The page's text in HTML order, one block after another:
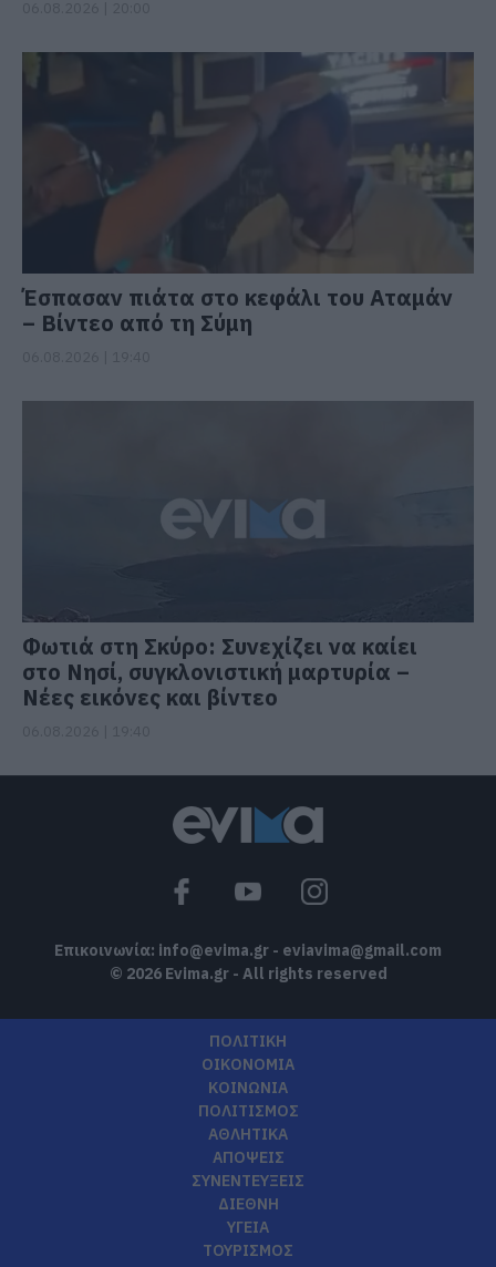
Έσπασαν πιάτα στο κεφάλι του Αταμάν
– Βίντεο από τη Σύμη
Φωτιά στη Σκύρο: Συνεχίζει να καίει
στο Νησί, συγκλονιστική μαρτυρία –
Νέες εικόνες και βίντεο
Επικοινωνία: info@evima.gr - eviavima@gmail.com
© 2026 Evima.gr - All rights reserved
ΠΟΛΙΤΙΚΗ
ΟΙΚΟΝΟΜΙΑ
ΚΟΙΝΩΝΙΑ
ΠΟΛΙΤΙΣΜΟΣ
ΑΘΛΗΤΙΚΑ
ΑΠΟΨΕΙΣ
ΣΥΝΕΝΤΕΥΞΕΙΣ
ΔΙΕΘΝΗ
ΥΓΕΙΑ
ΤΟΥΡΙΣΜΟΣ